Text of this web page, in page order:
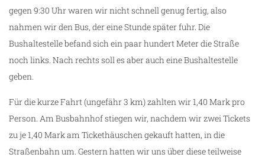
gegen 9:30 Uhr waren wir nicht schnell genug fertig, also
nahmen wir den Bus, der eine Stunde später fuhr. Die
Bushaltestelle befand sich ein paar hundert Meter die Straße
noch links. Nach rechts soll es aber auch eine Bushaltestelle
geben.
Für die kurze Fahrt (ungefähr 3 km) zahlten wir 1,40 Mark pro
Person. Am Busbahnhof stiegen wir, nachdem wir zwei Tickets
zu je 1,40 Mark am Tickethäuschen gekauft hatten, in die
Straßenbahn um. Gestern hatten wir uns über diese teilweise